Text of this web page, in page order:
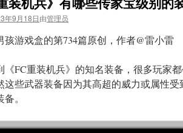
年9月18日由管理员
孩游戏盒的第734篇原创，作者@雷小雷
《FC重装机兵》的知名装备，很多玩家
这些武器装备因为其高超的威力或属性
。